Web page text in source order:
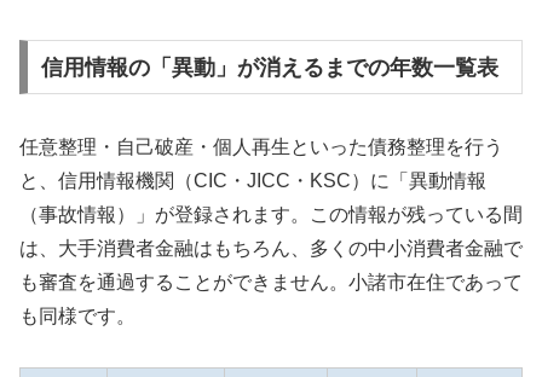
信用情報の「異動」が消えるまでの年数一覧表
任意整理・自己破産・個人再生といった債務整理を行う
と、信用情報機関（CIC・JICC・KSC）に「異動情報
（事故情報）」が登録されます。この情報が残っている間
は、大手消費者金融はもちろん、多くの中小消費者金融で
も審査を通過することができません。小諸市在住であって
も同様です。